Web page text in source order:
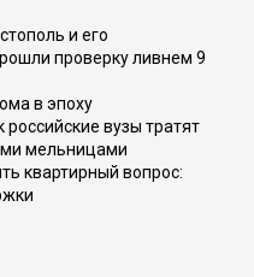
и его
проверку ливнем 9
в эпоху
российские вузы тратят
мельницами
квартирный вопрос: